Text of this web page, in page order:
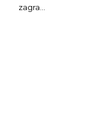
zagra...